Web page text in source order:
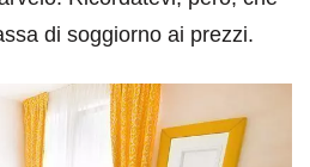
di soggiorno ai prezzi.